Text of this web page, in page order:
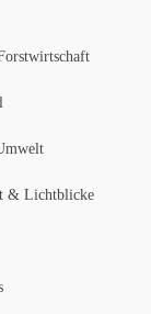
& Lichtblicke